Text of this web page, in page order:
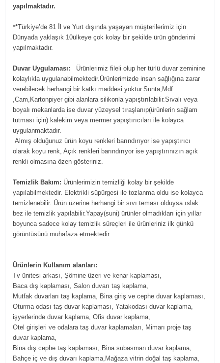
yapılmaktadır.
**Türkiye’de 81 İl ve Yurt dışında yaşayan müşterilerimiz için
Dünyada yaklaşık 10ülkeye çok kolay bir şekilde ürün gönderimi
yapılmaktadır.
Duvar Uygulaması:
Ürünlerimiz fileli olup her türlü duvar zeminine
kolaylıkla uygulanabilmektedir.Ürünlerimizde insan sağlığına zarar
verebilecek herhangi bir katkı maddesi yoktur.Sunta,Mdf
,Cam,Kartonpiyer gibi alanlara silikonla yapıştırılabilir.Sıvalı veya
boyalı mekanlarda ise duvar yüzeysel tıraşlanıp(ürünlerin sağlam
tutması için) kalekim veya mermer yapıştırıcıları ile kolayca
uygulanmaktadır.
Almış olduğunuz ürün koyu renkleri barındırıyor ise yapıştırıcı
olarak koyu renk, Açık renkleri barındırıyor ise yapıştırınızın açık
renkli olmasına özen gösteriniz.
Temizlik Bakım: Ürünlerimizin temizliği kolay bir şekilde
yapılabilmektedir. Elektrikli süpürgesi ile tozlanma oldu ise kolayca
temizlenebilir. Ürün üzerine herhangi bir sıvı teması olduysa ıslak
bez ile temizlik yapılabilir.Yapay(suni) ürünler olmadıkları için yıllar
boyunca sadece kolay temizlik süreçleri ile ürünleriniz ilk günkü
görüntüsünü muhafaza etmektedir.
Ürünlerin Kullanım alanları:
Tv ünitesi arkası, Şömine üzeri ve kenar kaplaması,
Baca dış kaplaması, Salon duvarı taş kaplama,
Mutfak duvarları taş kaplama, Bina giriş ve cephe duvar kaplaması,
Oturma odası taş duvar kaplaması, Yatakodası duvar kaplama,
işyerlerinde duvar kaplama, Ofis duvar kaplama,
Otel girişleri ve odalara taş duvar kaplamaları, Mimarı proje taş
duvar kaplama,
Bina dış cephe taş kaplaması, Bina subasman duvar kaplama,
Bahçe iç ve dış duvarı kaplama,Mağaza vitrin doğal taş kaplama,